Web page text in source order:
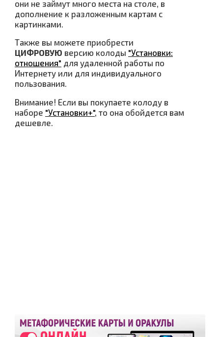
они не займут много места на столе, в
дополнение к разложенным картам с
картинками.
Также вы можете приобрести
ЦИФРОВУЮ версию колоды "Установки:
отношения" для удаленной работы по
Интернету или для индивидуального
пользования.
Внимание! Если вы покупаете колоду в
наборе "Установки+", то она обойдется вам
дешевле.